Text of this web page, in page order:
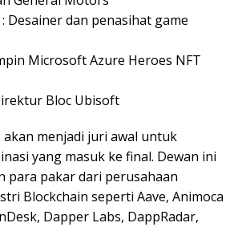
Desainer dan penasihat game
Microsoft Azure Heroes NFT
Bloc Ubisoft
akan menjadi juri awal untuk
yang masuk ke final. Dewan ini
para pakar dari perusahaan
Blockchain seperti Aave, Animoca
Dapper Labs, DappRadar,